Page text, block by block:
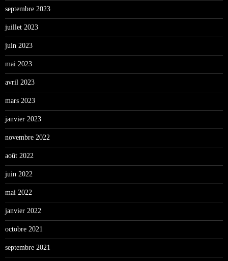
septembre 2023
juillet 2023
juin 2023
mai 2023
avril 2023
mars 2023
janvier 2023
novembre 2022
août 2022
juin 2022
mai 2022
janvier 2022
octobre 2021
septembre 2021